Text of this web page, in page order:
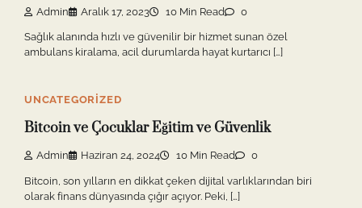
Admin Aralık 17, 2023 10 Min Read 0
Sağlık alanında hızlı ve güvenilir bir hizmet sunan özel
ambulans kiralama, acil durumlarda hayat kurtarıcı […]
UNCATEGORIZED
Bitcoin ve Çocuklar Eğitim ve Güvenlik
Admin Haziran 24, 2024 10 Min Read 0
Bitcoin, son yılların en dikkat çeken dijital varlıklarından biri
olarak finans dünyasında çığır açıyor. Peki, […]